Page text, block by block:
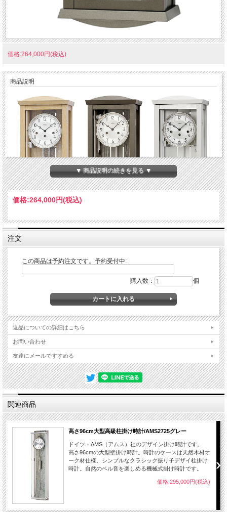
価格:264,000円(税込)
商品説明
計屋、AMS社はドイツ南部のスイス国境に近い、フルトヴァンゲンにて1841年に
シックでモダンなデザインな柱掛け時計。時計のケースは天然無垢材、文字盤にあ
る2つのネジ穴は左側がボンボン打つ時報側。右側は時計を動かすゼンマイ。14日
巻き１時間ごとにポンポンのチャイム音が鳴ります。
■サイズ：25×66×14cm
■素材：ミネラルガラス、真鍮、アルミ、天然木材
ゼンマイを巻く（巻き過ぎに注意！）
■保証：メーカー保証書とご使用方法説明付き、お買上後１年間自然故障は無償に
て保証致します。
■備考
輸入品のため日本国内に在庫がない商品は予約注文になります。入荷するまで（約
１ヶ月）時間かかる場合がございますので、ご注文後に発送日をお知らせ致しま
す。ご注文後在庫切れの場合がございますのでご了承ください。
時計設置時ご注意
磁気の強いテレビ・スピーカー・パソコン等の近く、温度・湿気の高いエアコン、
浴室の近く、日光・風の当たる場所は機械に悪影響を与えますので避けてくださ
い。電池の寿命は約１年です。設置場所・その他の条件で前後しますが、1年を目
途に取替えをお勧めします。
▼ 商品説明の続きを見る ▼
価格:264,000円(税込)
注文
この商品は予約注文です。予約受付中:
購入数： 個
返品についての詳細はこちら
お問い合わせ
友達にメールですすめる
関連商品
高さ96cm大型高級柱掛け時計/AMS2725グレー
ドイツ・AMS（アムス）社のデザイン掛け時計です。
高さ96cmの大型壁掛け時計。時計のケースは天然木材オ
ーク材仕様、シンプルなクラシック振り子デザイ柱掛け
時計。自然のベル音を楽しめる機械式掛け時計です。
価格:295,000円(税込)